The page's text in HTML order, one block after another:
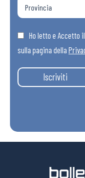
Ho letto e Accetto
sulla pagina della
Iscriviti